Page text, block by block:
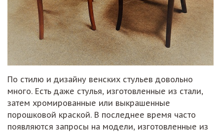
По стилю и дизайну венских стульев довольно
много. Есть даже стулья, изготовленные из стали,
затем хромированные или выкрашенные
порошковой краской. В последнее время часто
появляются запросы на модели, изготовленные из